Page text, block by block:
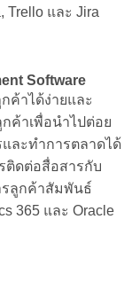
Trello และ Jira
Software
ค้าได้ง่ายและ
ค้าเพื่อนำไปต่อย
ละทำการตลาดได้
ติดต่อสื่อสารกับ
รลูกค้าสัมพันธ์
365 และ Oracle